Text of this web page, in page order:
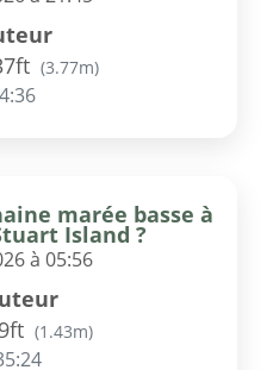
(3.77m)
marée basse à
Island ?
à 05:56
(1.43m)